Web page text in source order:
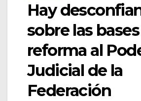
Hay
sobre las
reforma al
Judicial de la
Federación